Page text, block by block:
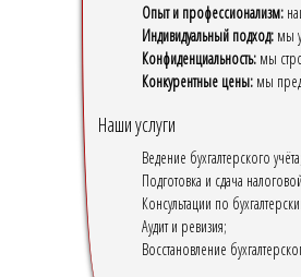
Опыт и профессионализм:
Индивидуальный подход:мы
Конфиденциальность:мы
Конкурентные цены:мы
Наши услуги
Ведение бухгалтерского учёта;
Подготовка и сдача
Консультации по
Аудит и ревизия;
Восстановление